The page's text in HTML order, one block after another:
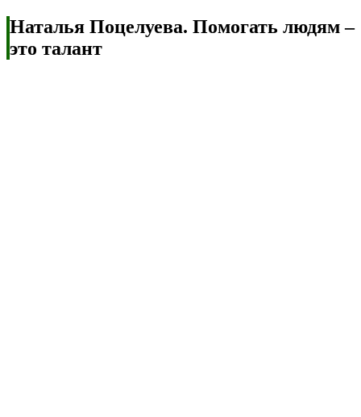
Наталья Поцелуева. Помогать людям –
это талант